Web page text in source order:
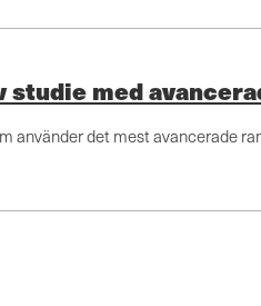
med
det mest avancerade